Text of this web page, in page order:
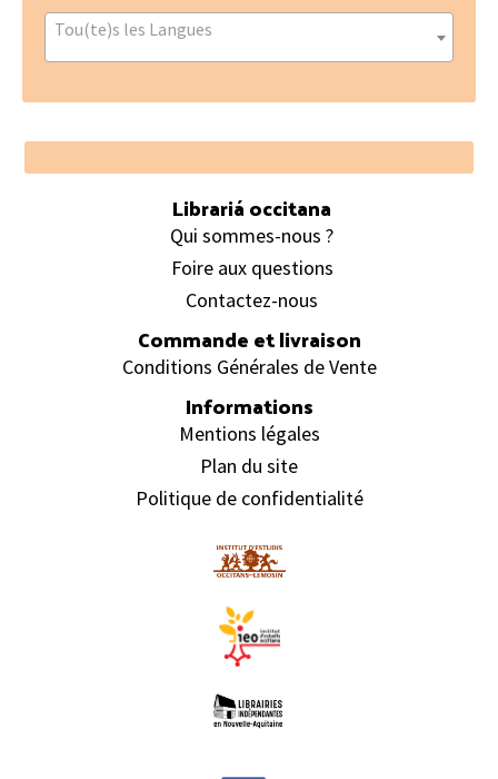
Tou(te)s les Langues
Footer
Librariá occitana
Qui sommes-nous ?
Foire aux questions
Contactez-nous
Commande et livraison
Conditions Générales de Vente
Informations
Mentions légales
Plan du site
Politique de confidentialité